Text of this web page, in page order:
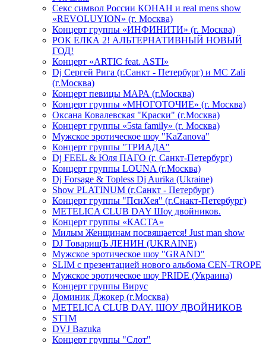
Секс символ России КОНАН и real mens show
«REVOLUYION» (г. Москва)
Концерт группы «ИНФИНИТИ» (г. Москва)
РОК ЕЛКА 2! АЛЬТЕРНАТИВНЫЙ НОВЫЙ
ГОД!
Концерт «ARTIC feat. ASTI»
Dj Сергей Рига (г.Санкт - Петербург) и MC Zali
(г.Москва)
Концерт певицы МАРА (г.Москва)
Концерт группы «МНОГОТОЧИЕ» (г. Москва)
Оксана Ковалевская "Краски" (г.Москва)
Концерт группы «5sta family» (г. Москва)
Мужское эротическое шоу "KaZanova"
Концерт группы "ТРИАДА"
Dj FEEL & Юля ПАГО (г. Санкт-Петербург)
Концерт группы LOUNA (г.Москва)
Dj Forsage & Topless Dj Aurika (Ukraine)
Show PLATINUM (г.Санкт - Петербург)
Концерт группы "ПсиХея" (г.Снакт-Петербург)
METELICA CLUB DAY Шоу двойников.
Концерт группы «КАСТА»
Милым Женщинам посвящается! Just man show
DJ ТоварищЪ ЛЕНИН (UKRAINE)
Мужское эротическое шоу "GRAND"
SLIM с презентацией нового альбома CEN-TROPE
Мужское эротическое шоу PRIDE (Украина)
Концерт группы Вирус
Доминик Джокер (г.Москва)
METELICA CLUB DAY. ШОУ ДВОЙНИКОВ
ST1M
DVJ Bazuka
Концерт группы "Слот"